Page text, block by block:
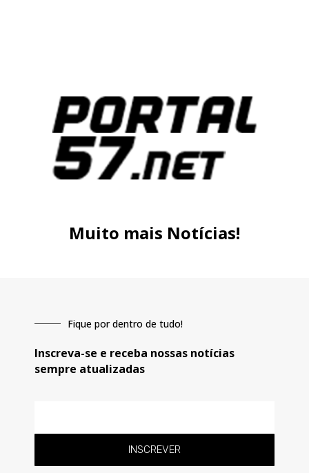
Muito mais Notícias!
Fique por dentro de tudo!
Inscreva-se e receba nossas notícias
sempre atualizadas
INSCREVER